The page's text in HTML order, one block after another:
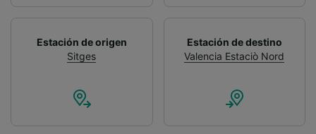
Estación de origen
Sitges
Estación de destino
Valencia Estaciò Nord